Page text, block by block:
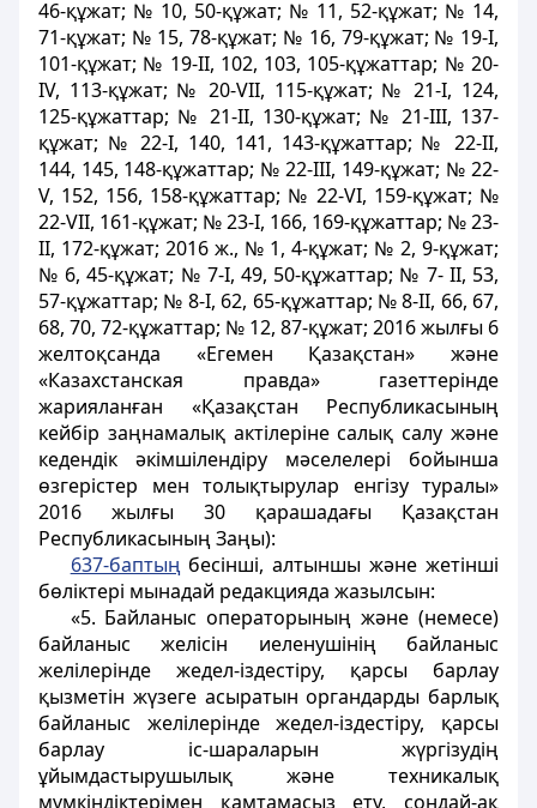
46-құжат; № 10, 50-құжат; № 11, 52-құжат; № 14,
71-құжат; № 15, 78-құжат; № 16, 79-құжат; № 19-І,
101-құжат; № 19-ІІ, 102, 103, 105-құжаттар; № 20-
IV, 113-құжат; № 20-VІІ, 115-құжат; № 21-І, 124,
125-құжаттар; № 21-ІІ, 130-құжат; № 21-ІІІ, 137-
құжат; № 22-І, 140, 141, 143-құжаттар; № 22-ІІ,
144, 145, 148-құжаттар; № 22-ІІІ, 149-құжат; № 22-
V, 152, 156, 158-құжаттар; № 22-VІ, 159-құжат; №
22-VІІ, 161-құжат; № 23-І, 166, 169-құжаттар; № 23-
ІІ, 172-құжат; 2016 ж., № 1, 4-құжат; № 2, 9-құжат;
№ 6, 45-құжат; № 7-I, 49, 50-құжаттар; № 7- II, 53,
57-құжаттар; № 8-I, 62, 65-құжаттар; № 8-II, 66, 67,
68, 70, 72-құжаттар; № 12, 87-құжат; 2016 жылғы 6
желтоқсанда «Егемен Қазақстан» және
«Казахстанская правда» газеттерінде
жарияланған «Қазақстан Республикасының
кейбір заңнамалық актілеріне салық салу және
кедендік әкімшілендіру мәселелері бойынша
өзгерістер мен толықтырулар енгізу туралы»
2016 жылғы 30 қарашадағы Қазақстан
Республикасының Заңы):
637-баптың бесінші, алтыншы және жетінші
бөліктері мынадай редакцияда жазылсын:
«5. Байланыс операторының және (немесе)
байланыс желісін иеленушінің байланыс
желілерінде жедел-іздестіру, қарсы барлау
қызметін жүзеге асыратын органдарды барлық
байланыс желілерінде жедел-іздестіру, қарсы
барлау іс-шараларын жүргізудің
ұйымдастырушылық және техникалық
мүмкіндіктерімен қамтамасыз ету, сондай-ақ